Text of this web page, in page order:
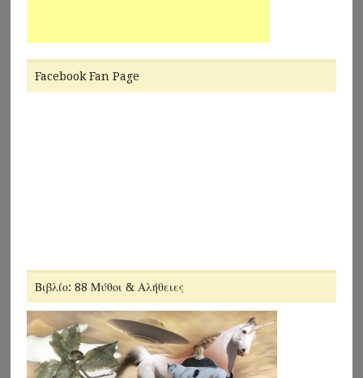
Facebook Fan Page
Βιβλίο: 88 Μύθοι & Αλήθειες